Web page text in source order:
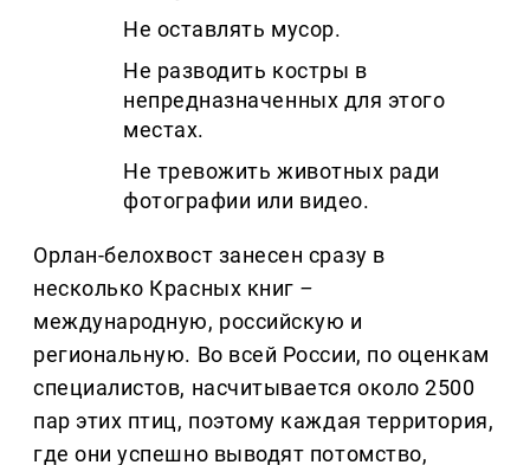
Не оставлять мусор.
Не разводить костры в
непредназначенных для этого
местах.
Не тревожить животных ради
фотографии или видео.
Орлан-белохвост занесен сразу в
несколько Красных книг –
международную, российскую и
региональную. Во всей России, по оценкам
специалистов, насчитывается около 2500
пар этих птиц, поэтому каждая территория,
где они успешно выводят потомство,